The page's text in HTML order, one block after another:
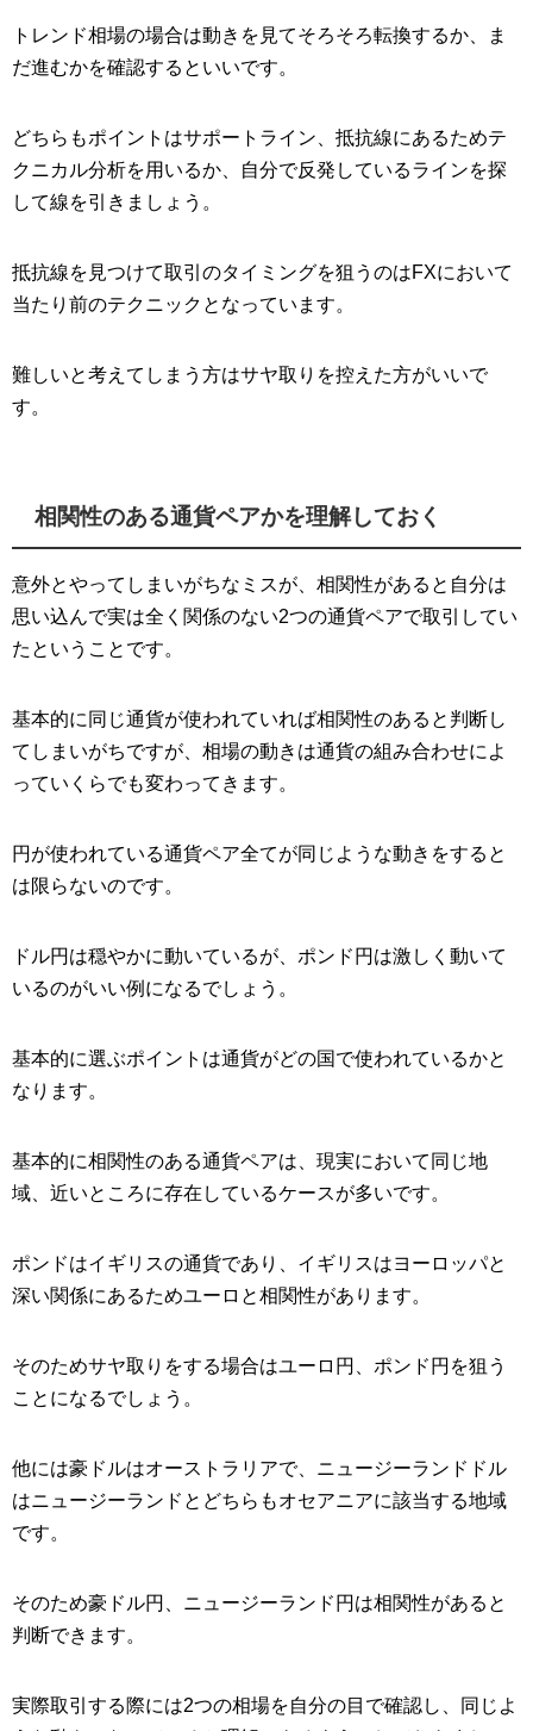
トレンド相場の場合は動きを見てそろそろ転換するか、ま
だ進むかを確認するといいです。
どちらもポイントはサポートライン、抵抗線にあるためテ
クニカル分析を用いるか、自分で反発しているラインを探
して線を引きましょう。
抵抗線を見つけて取引のタイミングを狙うのはFXにおいて
当たり前のテクニックとなっています。
難しいと考えてしまう方はサヤ取りを控えた方がいいで
す。
相関性のある通貨ペアかを理解しておく
意外とやってしまいがちなミスが、相関性があると自分は
思い込んで実は全く関係のない2つの通貨ペアで取引してい
たということです。
基本的に同じ通貨が使われていれば相関性のあると判断し
てしまいがちですが、相場の動きは通貨の組み合わせによ
っていくらでも変わってきます。
円が使われている通貨ペア全てが同じような動きをすると
は限らないのです。
ドル円は穏やかに動いているが、ポンド円は激しく動いて
いるのがいい例になるでしょう。
基本的に選ぶポイントは通貨がどの国で使われているかと
なります。
基本的に相関性のある通貨ペアは、現実において同じ地
域、近いところに存在しているケースが多いです。
ポンドはイギリスの通貨であり、イギリスはヨーロッパと
深い関係にあるためユーロと相関性があります。
そのためサヤ取りをする場合はユーロ円、ポンド円を狙う
ことになるでしょう。
他には豪ドルはオーストラリアで、ニュージーランドドル
はニュージーランドとどちらもオセアニアに該当する地域
です。
そのため豪ドル円、ニュージーランド円は相関性があると
判断できます。
実際取引する際には2つの相場を自分の目で確認し、同じよ